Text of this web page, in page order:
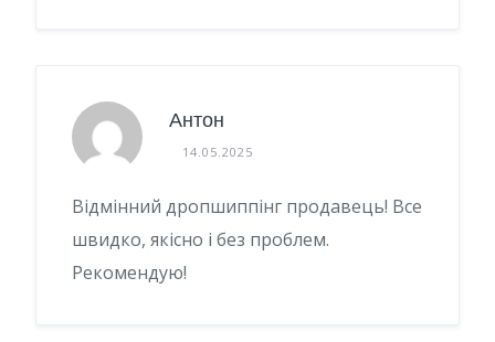
Антон
14.05.2025
Відмінний дропшиппінг продавець! Все
швидко, якісно і без проблем.
Рекомендую!